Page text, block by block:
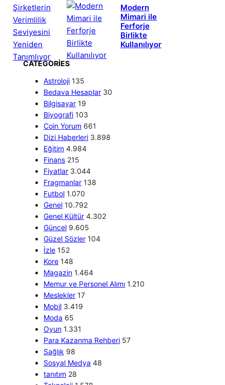
Modern
Mimari ile
Ferforje
Birlikte
Kullanılıyor
CATEGORIES
Astroloji 135
Bedava Hesaplar 30
Bilgisayar 19
Biyografi 103
Coin Yorum 661
Dizi Haberleri 3.898
Eğitim 4.984
Finans 215
Fiyatlar 3.044
Fragmanlar 138
Futbol 1.070
Genel 10.792
Genel Kültür 4.302
Güncel 9.605
Güzel Sözler 104
İzle 152
Kore 148
Magazin 1.464
Memur ve Personel Alımı 1.210
Meslekler 17
Mobil 3.419
Moda 65
Oyun 1.331
Para Kazanma Rehberi 57
Sağlık 98
Sosyal Medya 48
tanıtım 28